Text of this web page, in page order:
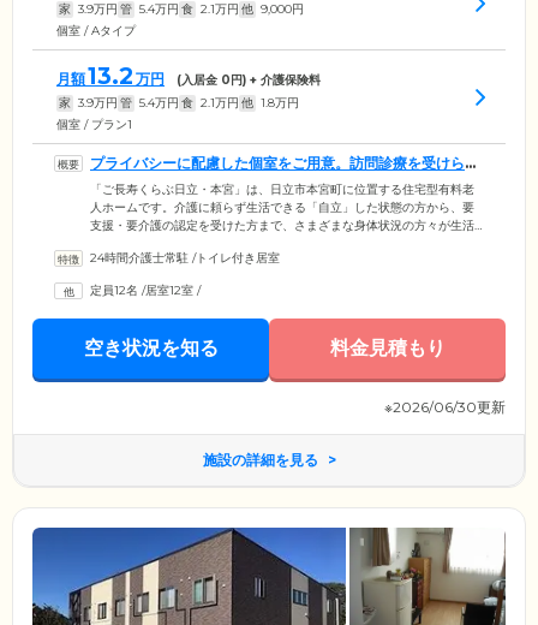
家 3.9万円 管 5.4万円 食 2.1万円 他 9,000円
個室 / Aタイプ
月額13.2 万円 (入居金 0円) + 介護保険料
家 3.9万円 管 5.4万円 食 2.1万円 他 1.8万円
個室 / プラン1
プライバシーに配慮した個室をご用意。訪問診療を受けられ
ます
「ご長寿くらぶ日立・本宮」は、日立市本宮町に位置する住宅型有料老
人ホームです。介護に頼らず生活できる「自立」した状態の方から、要
支援・要介護の認定を受けた方まで、さまざまな身体状況の方々が生活
プライバシーの保たれた空間で、必要なサービスを受けながら暮らせま
です。さらに地域の医療機関である「ハートフル日立」と提携し、医療
サービスも充実。自室での往診が受けられますので、ご自身での通院が
24時間介護士常駐 /トイレ付き居室
定員12名 /居室12室 /
空き状況を知る 料金見積もり
※2026/06/30更新
施設の詳細を見る